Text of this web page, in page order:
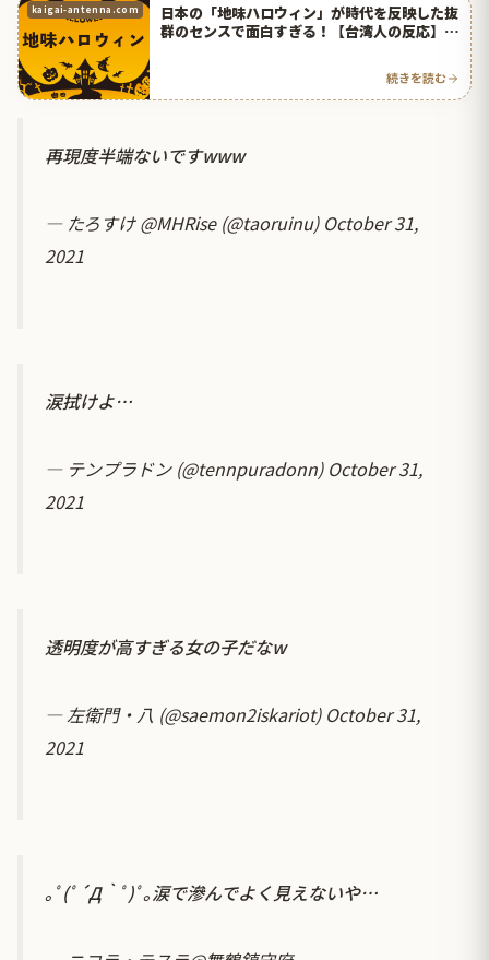
kaigai-antenna.com
日本の「地味ハロウィン」が時代を反映した抜
群のセンスで面白すぎる！【台湾人の反応】 |
続きを読む
再現度半端ないですwww
— たろすけ @MHRise (@taoruinu) October 31,
2021
涙拭けよ…
— テンプラドン (@tennpuradonn) October 31,
2021
透明度が高すぎる女の子だなw
— 左衛門・八 (@saemon2iskariot) October 31,
2021
｡ﾟ(ﾟ´Д｀ﾟ)ﾟ｡涙で滲んでよく見えないや…